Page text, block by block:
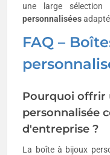
une large sélection
personnalisées
FAQ –
Pourquoi offrir
personnalisée
d'entreprise ?
La boîte à bijoux